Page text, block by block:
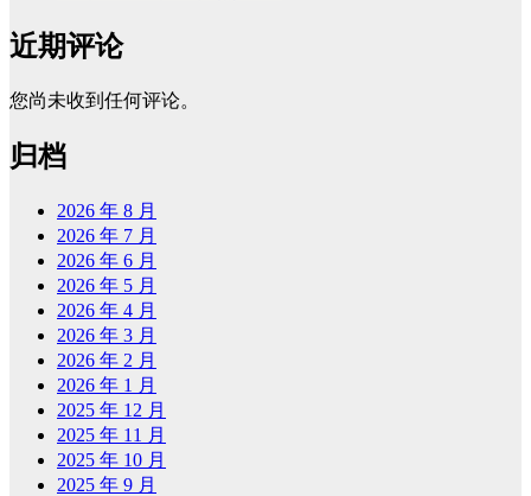
近期评论
您尚未收到任何评论。
归档
2026 年 8 月
2026 年 7 月
2026 年 6 月
2026 年 5 月
2026 年 4 月
2026 年 3 月
2026 年 2 月
2026 年 1 月
2025 年 12 月
2025 年 11 月
2025 年 10 月
2025 年 9 月